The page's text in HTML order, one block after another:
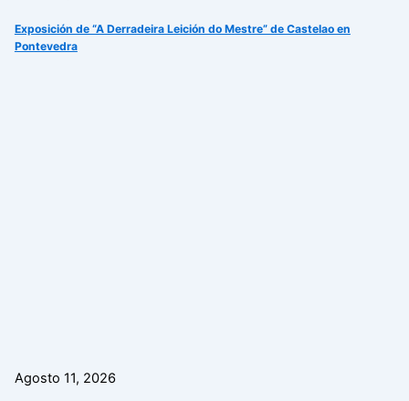
Exposición de “A Derradeira Leición do Mestre” de Castelao en
Pontevedra
Agosto 11, 2026